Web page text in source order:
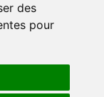
des
pour
!